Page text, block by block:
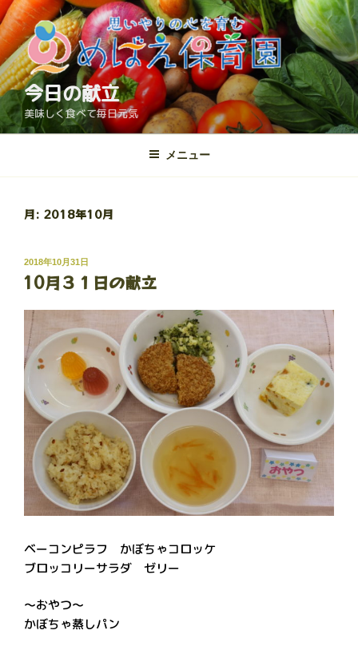
コ
ン
テ
ン
ツ
ス
プ
今日の献立
美味しく食べて毎日元気
メニュー
月: 2018年10月
投
稿
日:
2018年10月31日
10月３１日の献立
ベーコンピラフ かぼちゃコロッケ
ブロッコリーサラダ ゼリー
～おやつ～
かぼちゃ蒸しパン